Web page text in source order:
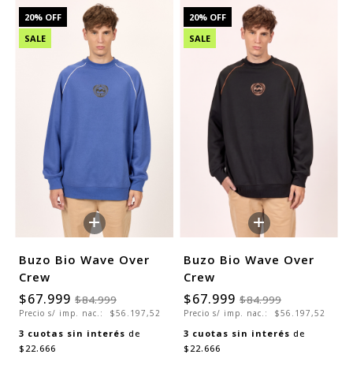
20% OFF
SALE
+
Buzo Bio Wave Over
Crew
$67.999 $84.999
Precio s/ imp. nac.: $56.197,52
3 cuotas sin interés de
$22.666
20% OFF
SALE
+
Buzo Bio Wave Over
Crew
$67.999 $84.999
Precio s/ imp. nac.: $56.197,52
3 cuotas sin interés de
$22.666